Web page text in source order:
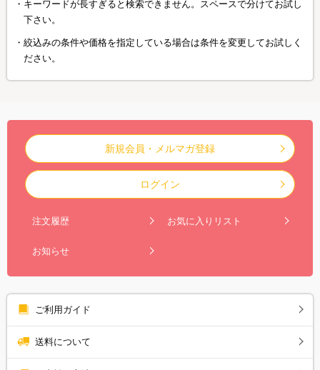
キーワードが長すぎると検索できません。スペースで分けてお試し
下さい。
絞込みの条件や価格を指定している場合は条件を変更してお試しく
ださい。
新規会員・メルマガ登録
ログイン
注文履歴 お気に入りリスト
お知らせ
ご利用ガイド
送料について